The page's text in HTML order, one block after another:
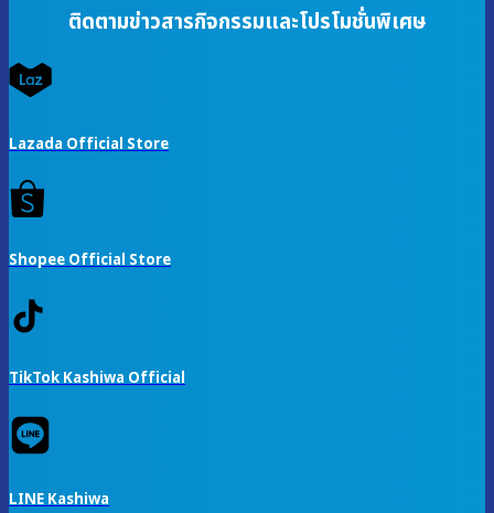
ติดตามข่าวสารกิจกรรมและโปรโมชั่นพิเศษ
Lazada Official Store
Shopee Official Store
TikTok Kashiwa Official
LINE Kashiwa